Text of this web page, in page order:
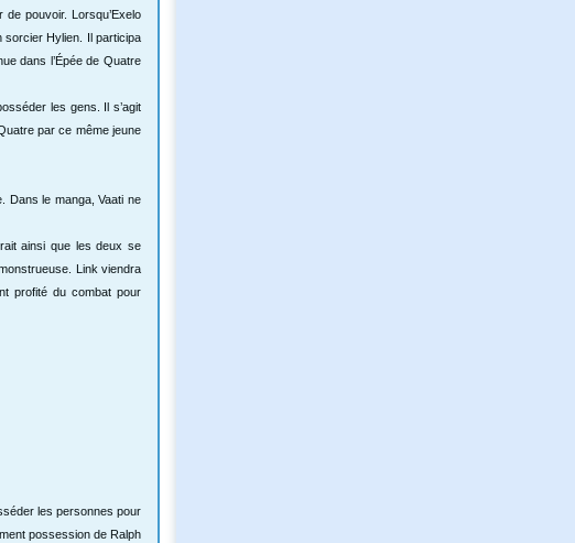
pouvoir. Lorsqu’Exelo
sorcier Hylien. Il participa
dans l’Épée de Quatre
les gens. Il s’agit
par ce même jeune
Dans le manga, Vaati ne
ainsi que les deux se
Link viendra
profité du combat pour
les personnes pour
possession de Ralph